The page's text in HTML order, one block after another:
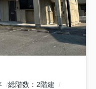
総階数
2階建